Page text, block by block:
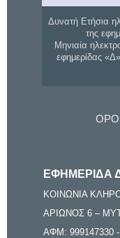
Δυνατή Ετήσια
της
Μηνιαία
εφημερίδας
ΕΦΗΜΕΡΙΔΑ
ΚΟΙΝΩΝΙΑ
ΑΡΙΩΝΟΣ 6 –
ΑΦΜ: